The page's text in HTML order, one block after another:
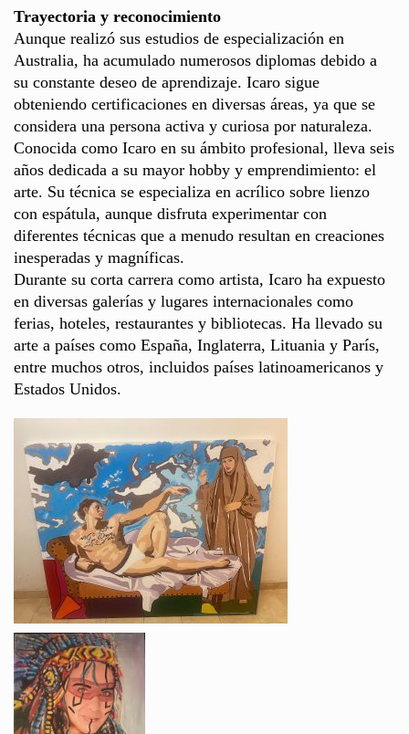
Trayectoria y reconocimiento
Aunque realizó sus estudios de especialización en
Australia, ha acumulado numerosos diplomas debido a
su constante deseo de aprendizaje. Icaro sigue
obteniendo certificaciones en diversas áreas, ya que se
considera una persona activa y curiosa por naturaleza.
Conocida como Icaro en su ámbito profesional, lleva seis
años dedicada a su mayor hobby y emprendimiento: el
arte. Su técnica se especializa en acrílico sobre lienzo
con espátula, aunque disfruta experimentar con
diferentes técnicas que a menudo resultan en creaciones
inesperadas y magníficas.
Durante su corta carrera como artista, Icaro ha expuesto
en diversas galerías y lugares internacionales como
ferias, hoteles, restaurantes y bibliotecas. Ha llevado su
arte a países como España, Inglaterra, Lituania y París,
entre muchos otros, incluidos países latinoamericanos y
Estados Unidos.